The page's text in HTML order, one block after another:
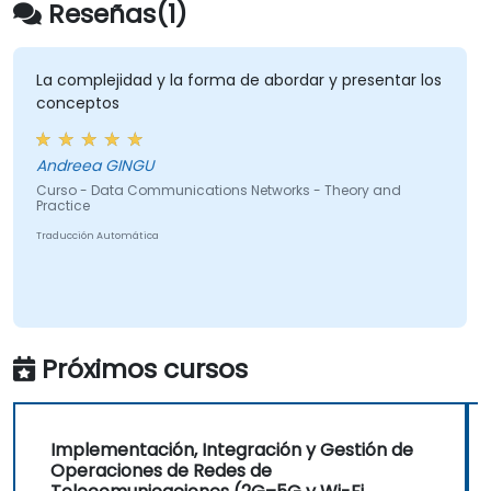
• Monitorear KPIs inalámricos y gestionar las
operaciones de red basadas en clústeres y
regiones dentro de estructuras de informes
comerciales y técnicos.
Reseñas(1)
La complejidad y la forma de abordar y presentar los
conceptos
Andreea GINGU
Curso - Data Communications Networks - Theory and
Practice
Traducción Automática
Próximos cursos
Implementación, Integración y Gestión de
Operaciones de Redes de